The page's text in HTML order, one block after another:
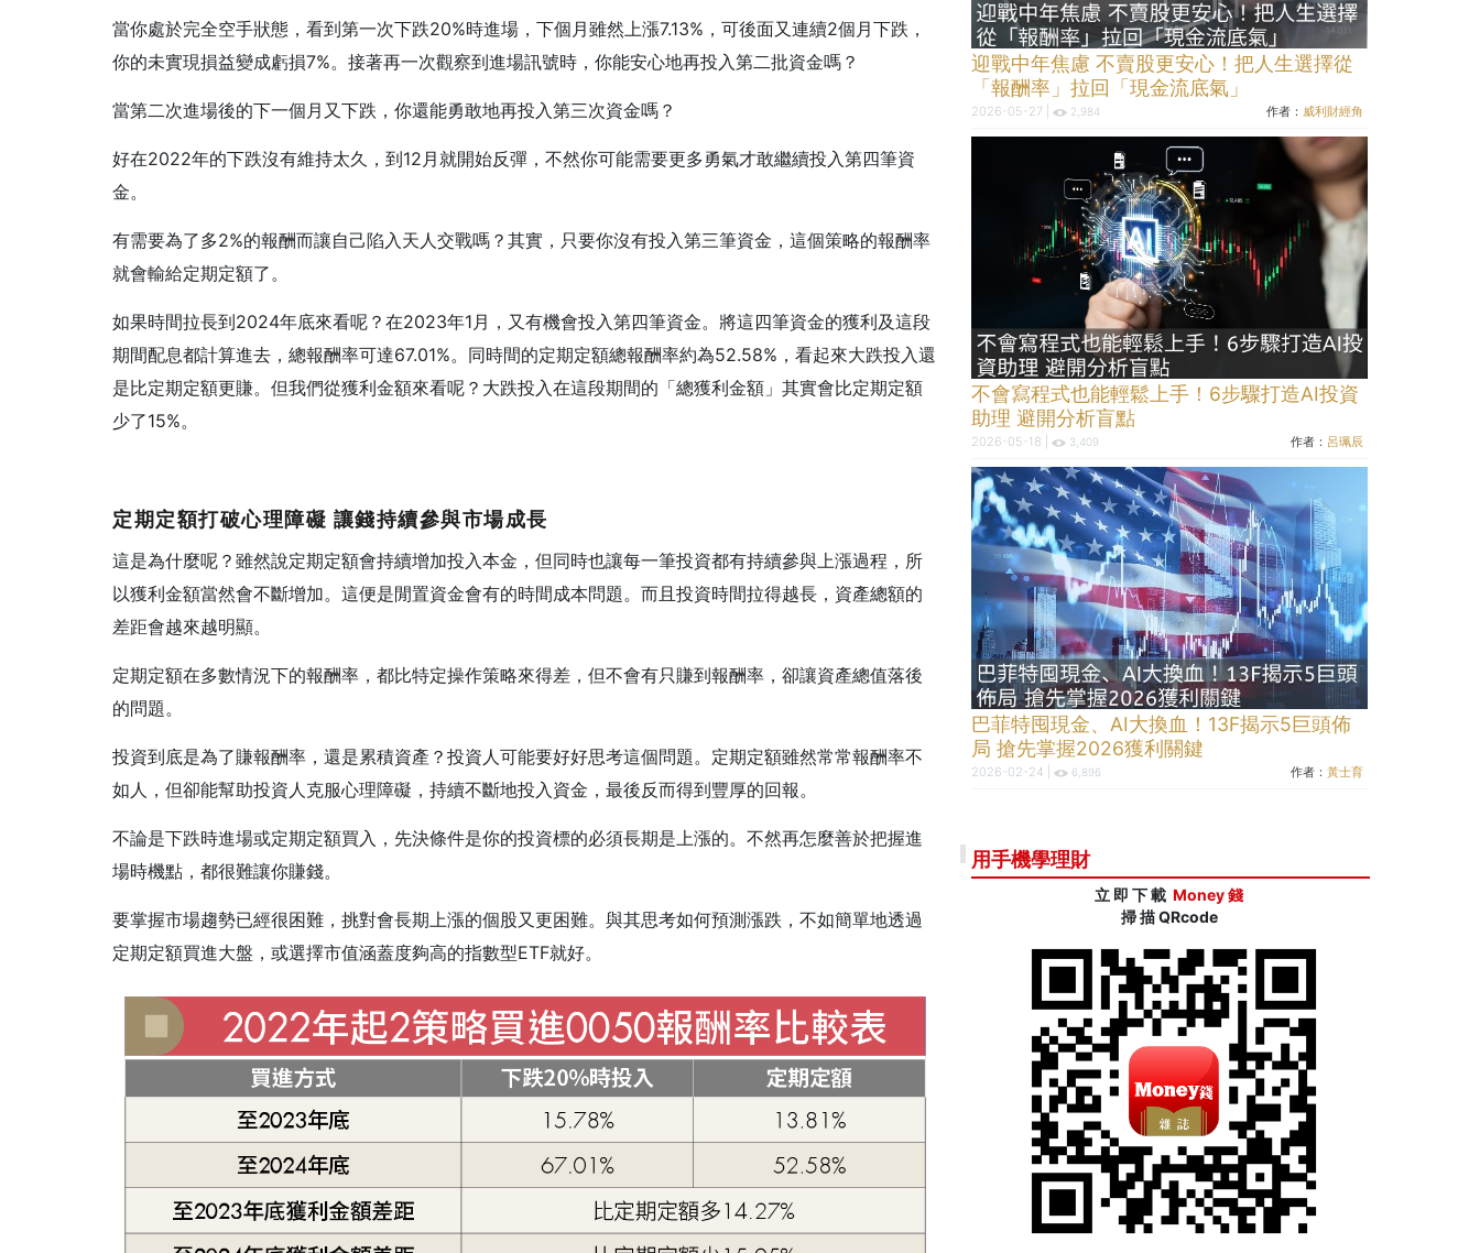
當你處於完全空手狀態，看到第一次下跌20%時進場，下個月雖然上漲7.13%，可後面又連續2個月下跌，
你的未實現損益變成虧損7%。接著再一次觀察到進場訊號時，你能安心地再投入第二批資金嗎？
當第二次進場後的下一個月又下跌，你還能勇敢地再投入第三次資金嗎？
好在2022年的下跌沒有維持太久，到12月就開始反彈，不然你可能需要更多勇氣才敢繼續投入第四筆資
金。
有需要為了多2%的報酬而讓自己陷入天人交戰嗎？其實，只要你沒有投入第三筆資金，這個策略的報酬率
就會輸給定期定額了。
如果時間拉長到2024年底來看呢？在2023年1月，又有機會投入第四筆資金。將這四筆資金的獲利及這段
期間配息都計算進去，總報酬率可達67.01%。同時間的定期定額總報酬率約為52.58%，看起來大跌投入還
是比定期定額更賺。但我們從獲利金額來看呢？大跌投入在這段期間的「總獲利金額」其實會比定期定額
少了15%。
定期定額打破心理障礙 讓錢持續參與市場成長
這是為什麼呢？雖然說定期定額會持續增加投入本金，但同時也讓每一筆投資都有持續參與上漲過程，所
以獲利金額當然會不斷增加。這便是閒置資金會有的時間成本問題。而且投資時間拉得越長，資產總額的
差距會越來越明顯。
定期定額在多數情況下的報酬率，都比特定操作策略來得差，但不會有只賺到報酬率，卻讓資產總值落後
的問題。
投資到底是為了賺報酬率，還是累積資產？投資人可能要好好思考這個問題。定期定額雖然常常報酬率不
如人，但卻能幫助投資人克服心理障礙，持續不斷地投入資金，最後反而得到豐厚的回報。
不論是下跌時進場或定期定額買入，先決條件是你的投資標的必須長期是上漲的。不然再怎麼善於把握進
場時機點，都很難讓你賺錢。
要掌握市場趨勢已經很困難，挑對會長期上漲的個股又更困難。與其思考如何預測漲跌，不如簡單地透過
定期定額買進大盤，或選擇市值涵蓋度夠高的指數型ETF就好。
迎戰中年焦慮 不賣股更安心！把人生選擇從
「報酬率」拉回「現金流底氣」
2026-05-27 | 2,984 作者： 威利財經角
不會寫程式也能輕鬆上手！6步驟打造AI投資
助理 避開分析盲點
2026-05-18 | 3,409 作者： 呂珮辰
巴菲特囤現金、AI大換血！13F揭示5巨頭佈
局 搶先掌握2026獲利關鍵
2026-02-24 | 6,896 作者：黃士育
用手機學理財
立 即 下 載 Money 錢
掃 描 QRcode